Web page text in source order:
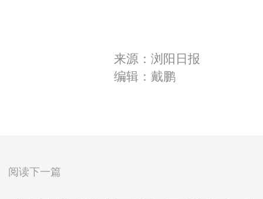
来源：浏阳日报
编辑：戴鹏
阅读下一篇